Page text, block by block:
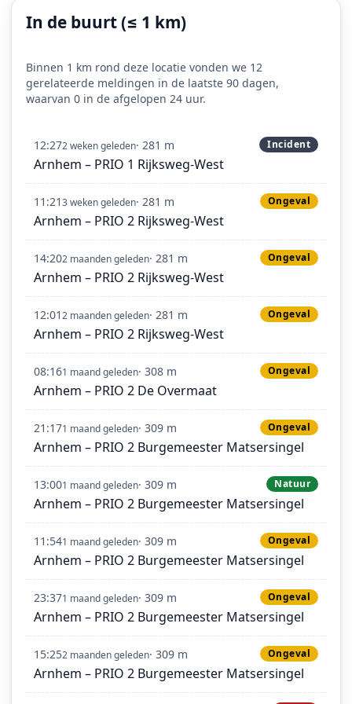
In de buurt (≤ 1 km)
Binnen 1 km rond deze locatie vonden we 12
gerelateerde meldingen in de laatste 90 dagen,
waarvan 0 in de afgelopen 24 uur.
12:272 weken geleden· 281 m Incident
Arnhem – PRIO 1 Rijksweg-West
11:213 weken geleden· 281 m Ongeval
Arnhem – PRIO 2 Rijksweg-West
14:202 maanden geleden· 281 m Ongeval
Arnhem – PRIO 2 Rijksweg-West
12:012 maanden geleden· 281 m Ongeval
Arnhem – PRIO 2 Rijksweg-West
08:161 maand geleden· 308 m Ongeval
Arnhem – PRIO 2 De Overmaat
21:171 maand geleden· 309 m Ongeval
Arnhem – PRIO 2 Burgemeester Matsersingel
13:001 maand geleden· 309 m Natuur
Arnhem – PRIO 2 Burgemeester Matsersingel
11:541 maand geleden· 309 m Ongeval
Arnhem – PRIO 2 Burgemeester Matsersingel
23:371 maand geleden· 309 m Ongeval
Arnhem – PRIO 2 Burgemeester Matsersingel
15:252 maanden geleden· 309 m Ongeval
Arnhem – PRIO 2 Burgemeester Matsersingel